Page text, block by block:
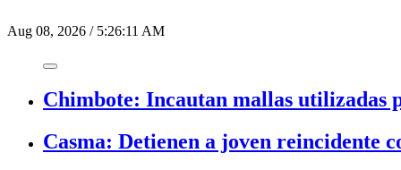
Aug 08, 2026 / 5:26:11 AM
Chimbote: Incautan mallas utilizadas
Casma: Detienen a joven reincidente